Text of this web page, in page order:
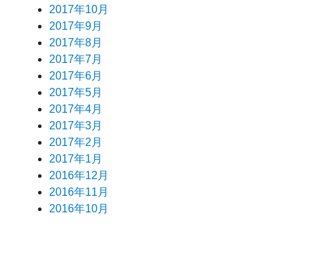
2017年10月
2017年9月
2017年8月
2017年7月
2017年6月
2017年5月
2017年4月
2017年3月
2017年2月
2017年1月
2016年12月
2016年11月
2016年10月